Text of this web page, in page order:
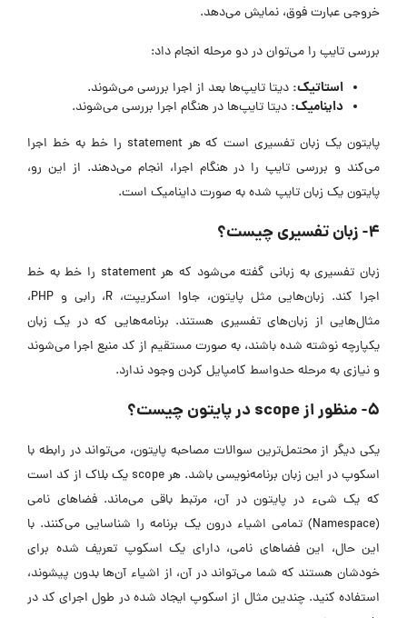
خروجی عبارت فوق، نمایش می‌دهد.
بررسی تایپ را می‌توان در دو مرحله انجام داد:
استاتیک: دیتا تایپ‌ها بعد از اجرا بررسی می‌شوند.
داینامیک: دیتا تایپ‌ها در هنگام اجرا بررسی می‌شوند.
پایتون یک زبان تفسیری است که هر statement را خط به خط اجرا
می‌کند و بررسی تایپ را در هنگام اجرا، انجام می‌دهند. از این رو،
پایتون یک زبان تایپ شده به صورت داینامیک است.
۴- زبان تفسیری چیست؟
زبان تفسیری به زبانی گفته می‌شود که هر statement را خط به خط
اجرا کند. زبان‌هایی مثل پایتون، جاوا اسکریپت، R، رابی و PHP،
مثال‌هایی از زبان‌های تفسیری هستند. برنامه‌هایی که در یک زبان
یکپارچه نوشته شده باشند، به صورت مستقیم از کد منبع اجرا می‌شوند
و نیازی به مرحله حدواسط کامپایل کردن وجود ندارد.
۵- منظور از scope در پایتون چیست؟
یکی دیگر از محتمل‌ترین سوالات مصاحبه پایتون، می‌تواند در رابطه با
اسکوپ در این زبان برنامه‌نویسی باشد. هر scope یک بلاک از کد است
که یک شیء در پایتون در آن، مرتبط باقی می‌ماند. فضاهای نامی
(Namespace) تمامی اشیاء درون یک برنامه را شناسایی می‌کنند. با
این حال، این فضاهای نامی، دارای یک اسکوپ تعریف شده برای
خودشان هستند که شما می‌تواند در آن، از اشیاء آن‌ها بدون پیشوند،
استفاده کنید. چندین مثال از اسکوپ ایجاد شده در طول اجرای کد در